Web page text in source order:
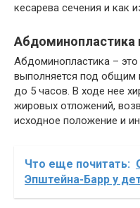
кесарева сечения и как
Абдоминопластика
Абдоминопластика –
выполняется под общим
до 5 часов. В ходе нее
жировых отложений,
исходное положение и
Что еще почитать:
Эпштейна-Барр у